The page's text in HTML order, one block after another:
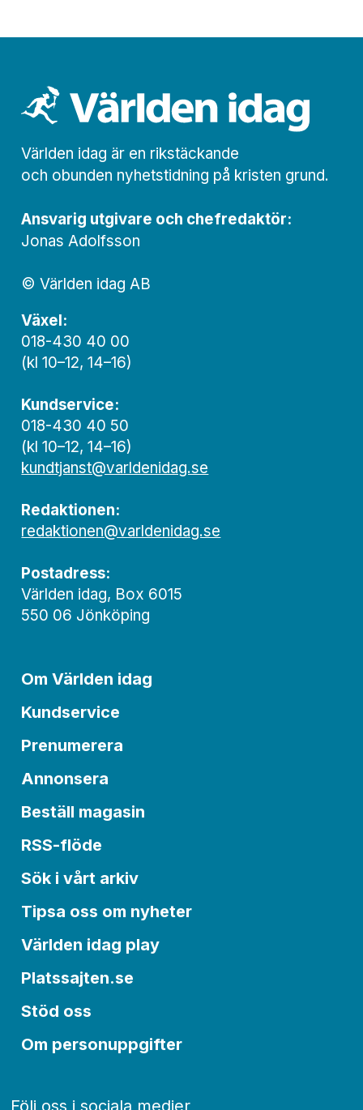
Världen idag är en rikstäckande
och obunden nyhets­­­tidning på kristen grund.
Ansvarig utgivare och chef­redaktör:
Jonas Adolfsson
© Världen idag AB
Växel:
018-430 40 00
(kl 10–12, 14–16)
Kundservice:
018-430 40 50
(kl 10–12, 14–16)
kundtjanst@varldenidag.se
Redaktionen:
redaktionen@varldenidag.se
Postadress:
Världen idag, Box 6015
550 06 Jönköping
Om Världen idag
Kundservice
Prenumerera
Annonsera
Beställ magasin
RSS-flöde
Sök i vårt arkiv
Tipsa oss om nyheter
Världen idag play
Platssajten.se
Stöd oss
Om personuppgifter